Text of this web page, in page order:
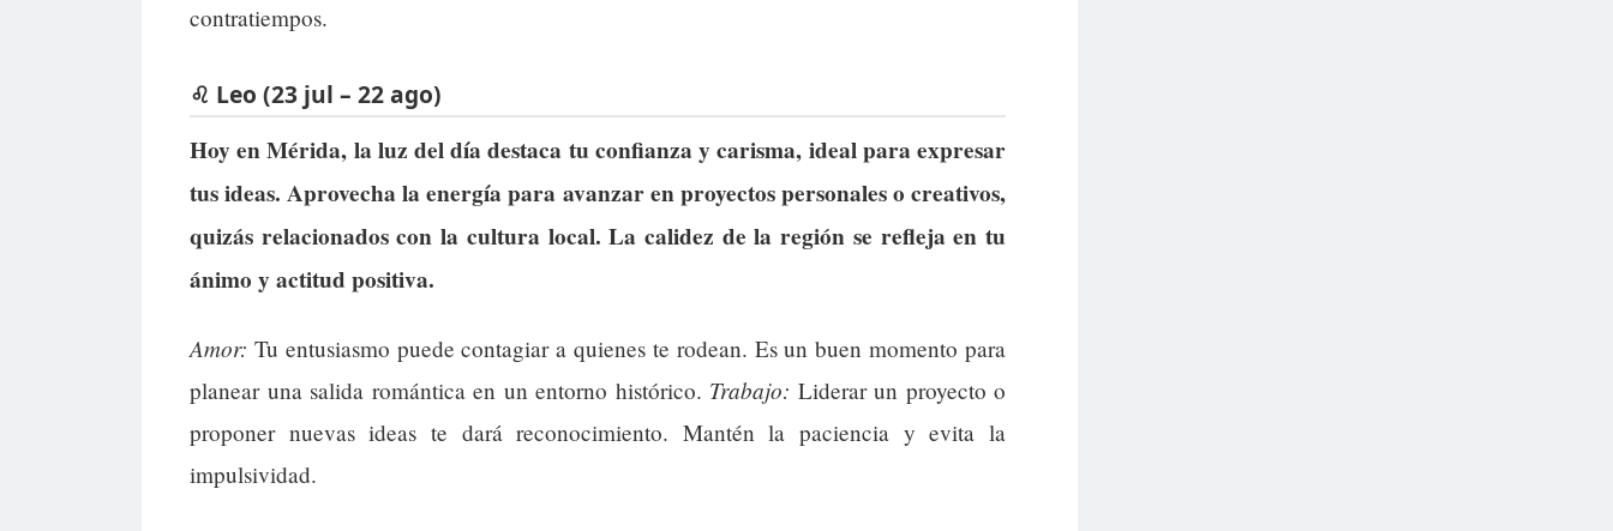
contratiempos.
♌ Leo (23 jul – 22 ago)
Hoy en Mérida, la luz del día destaca tu confianza y carisma, ideal para expresar
tus ideas. Aprovecha la energía para avanzar en proyectos personales o creativos,
quizás relacionados con la cultura local. La calidez de la región se refleja en tu
ánimo y actitud positiva.
Amor: Tu entusiasmo puede contagiar a quienes te rodean. Es un buen momento para
planear una salida romántica en un entorno histórico. Trabajo: Liderar un proyecto o
proponer nuevas ideas te dará reconocimiento. Mantén la paciencia y evita la
impulsividad.